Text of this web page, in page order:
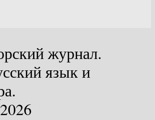
журнал.
язык и